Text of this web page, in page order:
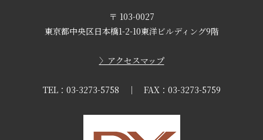
〒 103-0027
東京都中央区日本橋1-2-10東洋ビルディング9階
〉アクセスマップ
TEL：03-3273-5758 ｜ FAX：03-3273-5759